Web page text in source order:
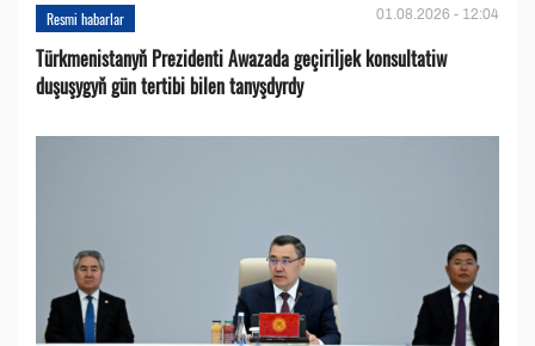
Resmi habarlar 01.08.2026 - 12:04
Türkmenistanyň Prezidenti Awazada geçiriljek konsultatiw
duşuşygyň gün tertibi bilen tanyşdyrdy